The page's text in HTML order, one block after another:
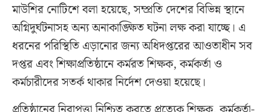
মাউশির নোটিশে বলা হয়েছে, সম্প্রতি দেশের বিভিন্ন স্থানে
অগ্নিদুর্ঘটনাসহ অন্য অনাকাঙ্ক্ষিত ঘটনা লক্ষ করা যাচ্ছে। এ
ধরনের পরিস্থিতি এড়ানোর জন্য অধিদপ্তরের আওতাধীন সব
দপ্তর এবং শিক্ষাপ্রতিষ্ঠানে কর্মরত শিক্ষক, কর্মকর্তা ও
কর্মচারীদের সতর্ক থাকার নির্দেশ দেওয়া হয়েছে।